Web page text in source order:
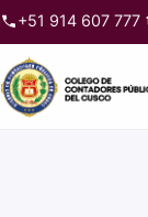
+51 914 607 777